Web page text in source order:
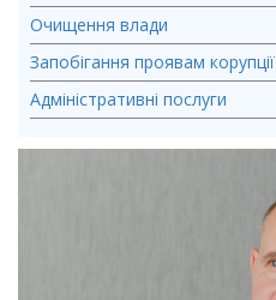
Очищення влади
Запобігання проявам корупції
Адміністративні послуги